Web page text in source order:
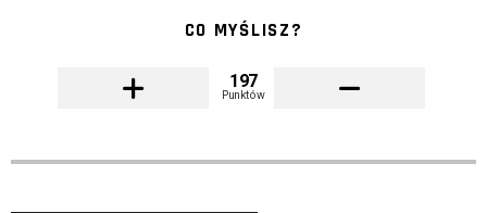
CO MYŚLISZ?
197
Punktów